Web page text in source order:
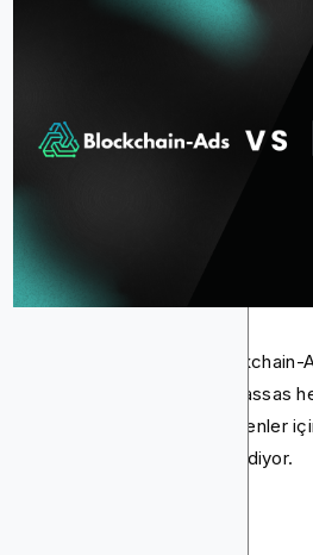
Performans açısından
etkileşim oranları ve daha hassas
potansiyel olarak reklamverenler
getirisine yol açtığını iddia ediyor.